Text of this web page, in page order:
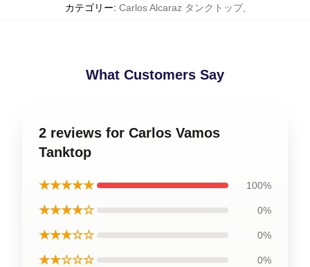
カテゴリー: Carlos Alcaraz タンクトップ,
What Customers Say
2 reviews for Carlos Vamos
Tanktop
★★★★★ 100%
★★★★☆ 0%
★★★☆☆ 0%
★★☆☆☆ 0%